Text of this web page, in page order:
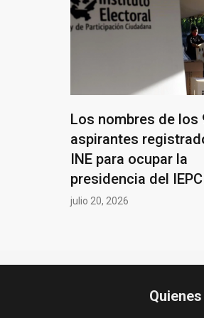
Los nombres de los
aspirantes
INE para ocupar la
presidencia del IEPC
julio 20, 2026